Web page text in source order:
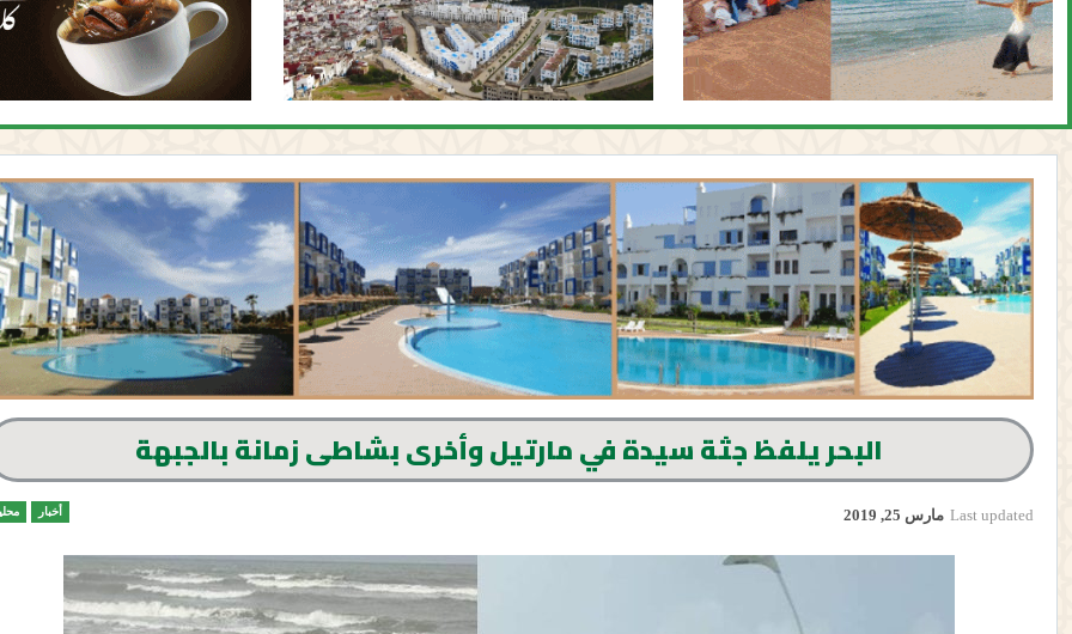
البحر يلفظ جثة سيدة في مارتيل وأخرى بشاطى زمانة بالجبهة
أخبار Last updated مارس 25, 2019